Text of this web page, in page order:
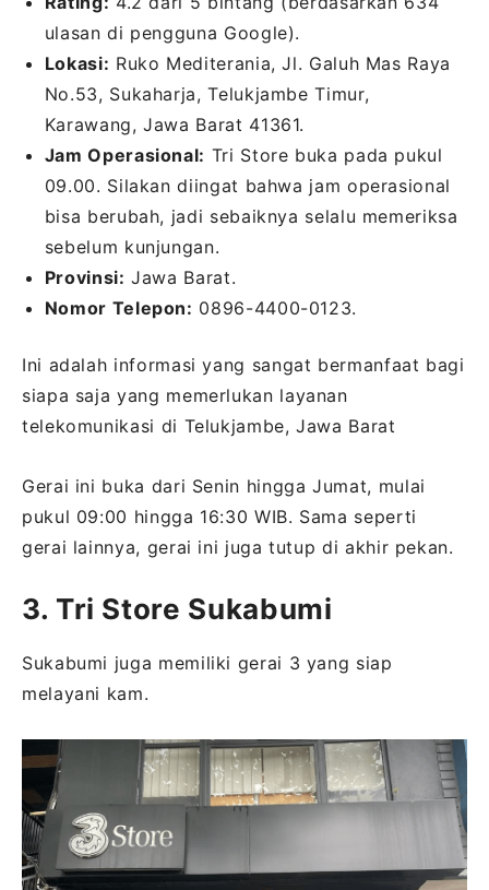
ulasan di pengguna Google).
Lokasi: Ruko Mediterania, Jl. Galuh Mas Raya
No.53, Sukaharja, Telukjambe Timur,
Karawang, Jawa Barat 41361.
Jam Operasional: Tri Store buka pada pukul
09.00. Silakan diingat bahwa jam operasional
bisa berubah, jadi sebaiknya selalu memeriksa
sebelum kunjungan.
Provinsi: Jawa Barat.
Nomor Telepon: 0896-4400-0123.
Ini adalah informasi yang sangat bermanfaat bagi
siapa saja yang memerlukan layanan
telekomunikasi di Telukjambe, Jawa Barat
Gerai ini buka dari Senin hingga Jumat, mulai
pukul 09:00 hingga 16:30 WIB. Sama seperti
gerai lainnya, gerai ini juga tutup di akhir pekan.
3. Tri Store Sukabumi
Sukabumi juga memiliki gerai 3 yang siap
melayani kam.